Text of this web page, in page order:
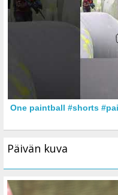
One paintball #shorts
Päivän kuva